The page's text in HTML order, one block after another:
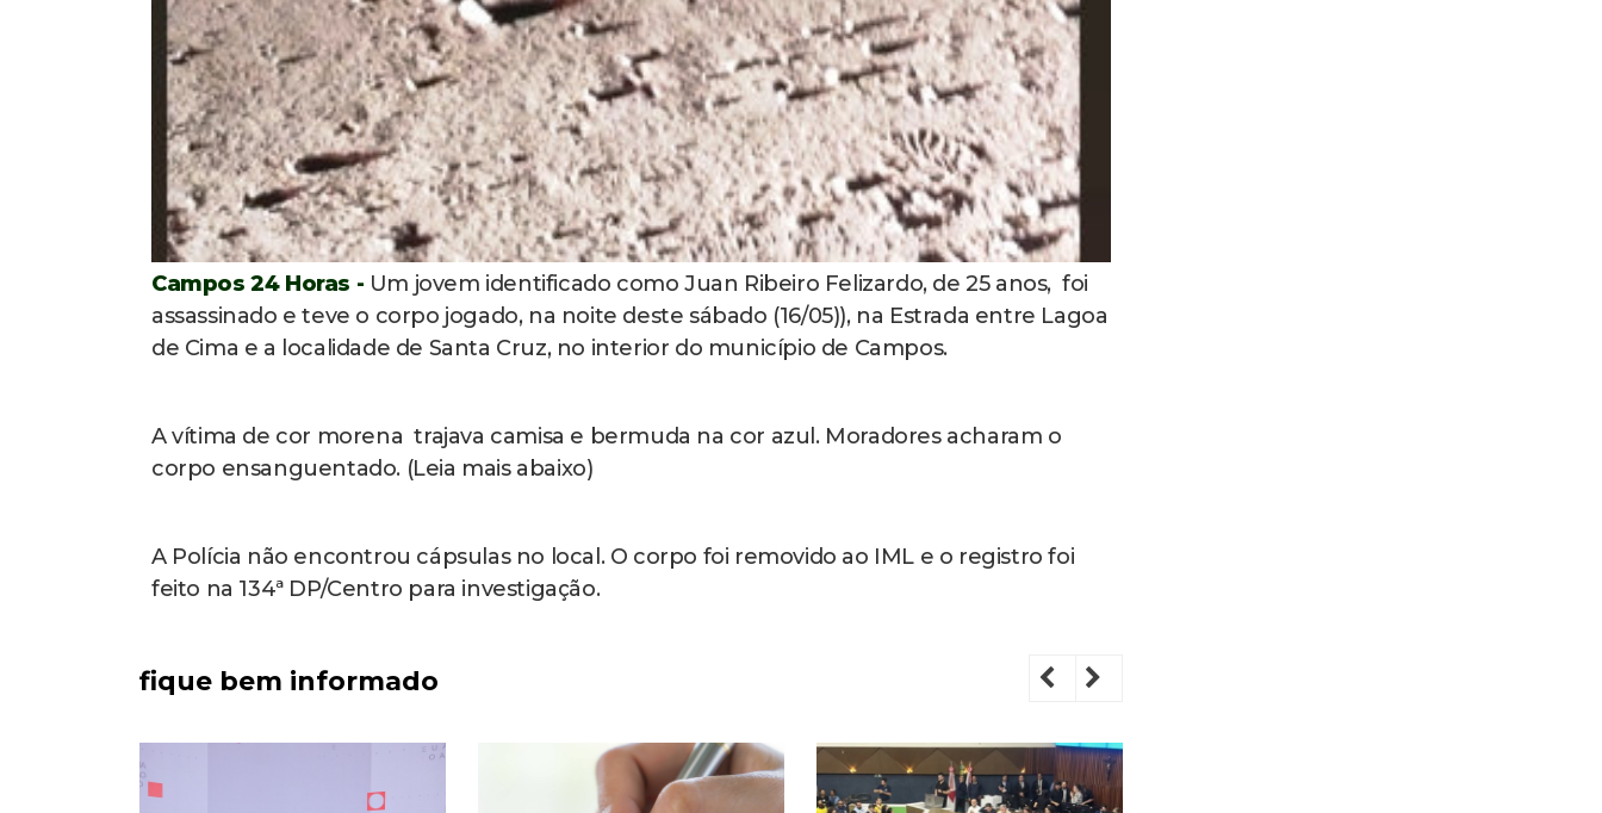
Campos 24 Horas - Um jovem identificado como Juan Ribeiro Felizardo, de 25 anos, foi
assassinado e teve o corpo jogado, na noite deste sábado (16/05)), na Estrada entre Lagoa
de Cima e a localidade de Santa Cruz, no interior do município de Campos.
A vítima de cor morena trajava camisa e bermuda na cor azul. Moradores acharam o
corpo ensanguentado. (Leia mais abaixo)
A Polícia não encontrou cápsulas no local. O corpo foi removido ao IML e o registro foi
feito na 134ª DP/Centro para investigação.
fique bem informado Previous